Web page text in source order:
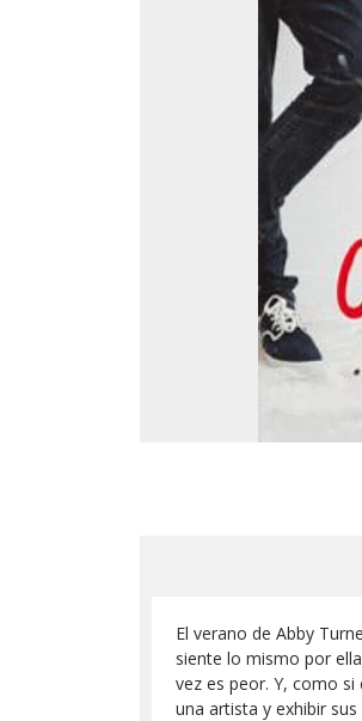
El verano de Abby
siente lo mismo por
vez es peor. Y, como
una artista y exhibir